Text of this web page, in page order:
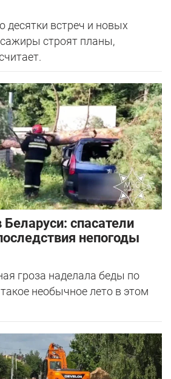
десятки встреч и новых
строят планы,
Беларуси: спасатели
непогоды
гроза наделала беды по
необычное лето в этом